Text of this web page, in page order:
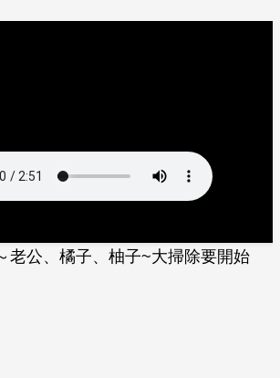
老公、橘子、柚子~大掃除要開始